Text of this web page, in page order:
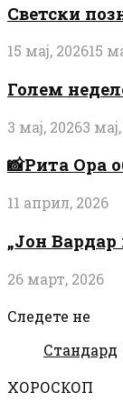
Светски
15 мај, 202615
Голем
3 мај, 20263
📸Рита Ора
11 април, 2026
„Јон
26 март, 2026
Следете не
Стандард
ХОРОСКОП